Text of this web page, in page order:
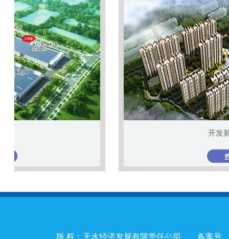
版 权：天水经济发展有限责任公司 备案